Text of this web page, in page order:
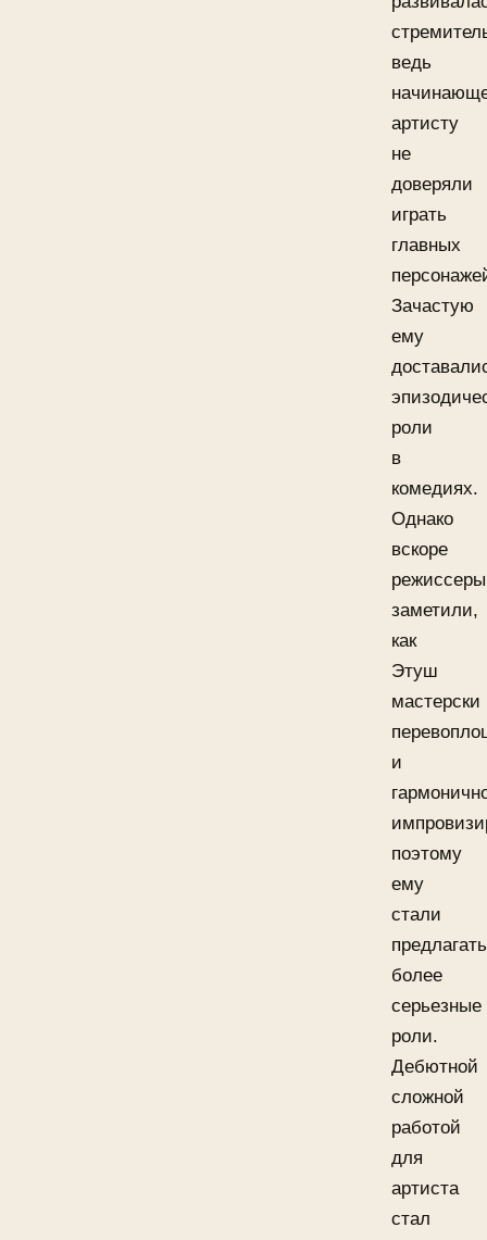
ведь
артисту
не
доверяли
играть
главных
Зачастую
ему
роли
в
комедиях.
Однако
вскоре
режиссеры
заметили,
как
Этуш
мастерски
и
поэтому
ему
стали
предлагать
более
серьезные
роли.
Дебютной
сложной
работой
для
артиста
стал